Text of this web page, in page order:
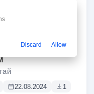
22.08.2024 1
Discard Allow